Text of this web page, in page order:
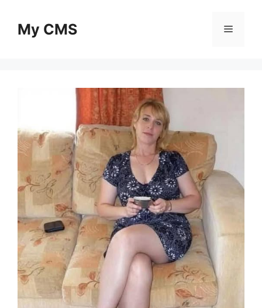
contentMy CMS Menu